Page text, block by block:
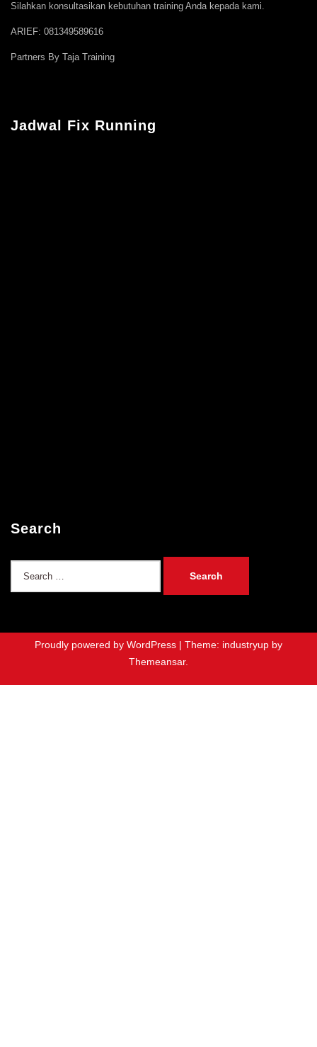
Silahkan konsultasikan kebutuhan training Anda kepada kami.
ARIEF: 081349589616
Partners By Taja Training
Jadwal Fix Running
Search
Proudly powered by WordPress | Theme: industryup by
Themeansar.